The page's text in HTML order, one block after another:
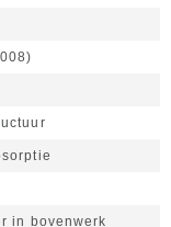
in bovenwerk